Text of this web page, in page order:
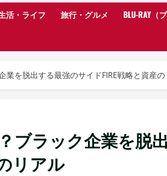
活・ライフ 旅行・グルメ BLU-RAY（
を脱出する最強のサイドFIRE戦略と資産
ブラック企業を脱出
リアル